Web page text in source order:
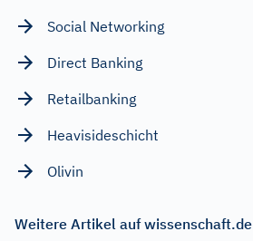
Social Networking
Direct Banking
Retailbanking
Heavisideschicht
Olivin
Weitere Artikel auf wissenschaft.de